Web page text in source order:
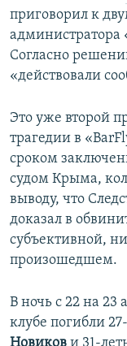
приговорил к
администратора
Согласно
«действовали
Это уже второй
трагедии в
сроком
судом Крыма,
выводу, что
доказал в
субъективной,
произошедшем.
В ночь с 22 на 23
клубе погибли